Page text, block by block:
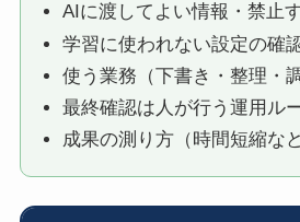
AIに渡してよい情報・禁止
学習に使われない設定の確
使う業務（下書き・整理・
最終確認は人が行う運用ル
成果の測り方（時間短縮など